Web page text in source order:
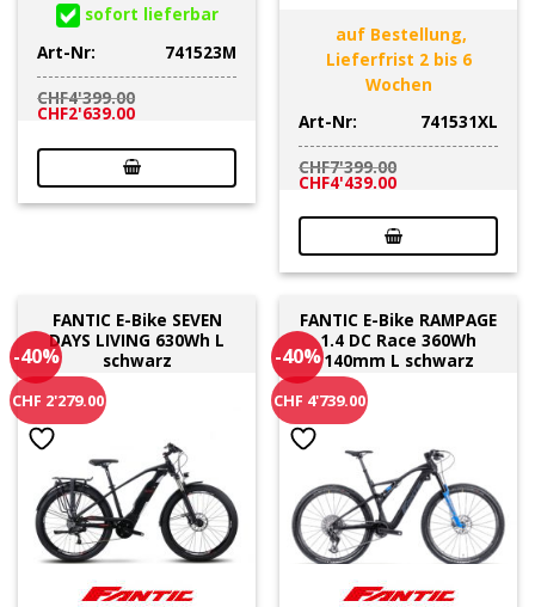
sofort lieferbar
Art-Nr:
741523M
CHF4'399.00
Ursprünglicher
Preis
war:
CHF4'399.00
CHF2'639.00Aktueller
ist:
CHF2'639.00.
auf Bestellung,
Lieferfrist 2 bis 6
Wochen
Art-Nr:
741531XL
CHF7'399.00
Ursprünglicher
Preis
war:
CHF7'399.00
CHF4'439.00Aktueller
ist:
CHF4'439.00.
-40%
CHF 2'279.00
FANTIC E-Bike SEVEN
DAYS LIVING 630Wh L
schwarz
-40%
CHF 4'739.00
FANTIC E-Bike RAMPAGE
1.4 DC Race 360Wh
140mm L schwarz